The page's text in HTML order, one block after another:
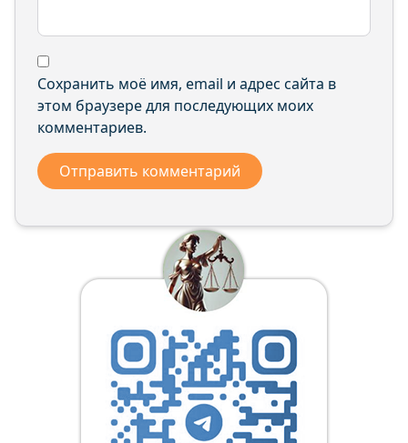
Сохранить моё имя, email и адрес сайта в
этом браузере для последующих моих
комментариев.